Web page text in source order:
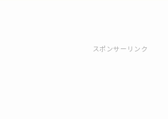
スポンサーリンク